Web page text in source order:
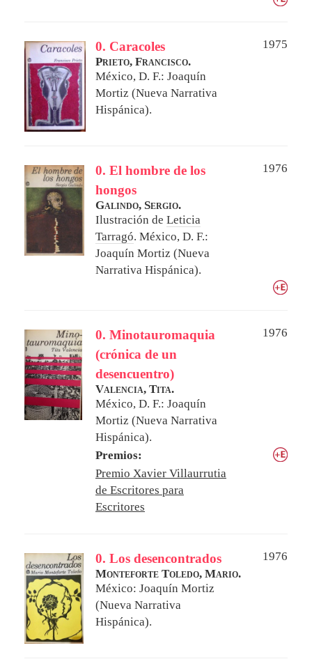
0. Caracoles
1975
Prieto, Francisco.
México, D. F.: Joaquín
Mortiz (Nueva Narrativa
Hispánica).
0. El hombre de los
hongos
1976
Galindo, Sergio.
Ilustración de Leticia
Tarragó. México, D. F.:
Joaquín Mortiz (Nueva
Narrativa Hispánica).
0. Minotauromaquia
(crónica de un
desencuentro)
1976
Valencia, Tita.
México, D. F.: Joaquín
Mortiz (Nueva Narrativa
Hispánica).
Premios:
Premio Xavier Villaurrutia
de Escritores para
Escritores
0. Los desencontrados
1976
Monteforte Toledo, Mario.
México: Joaquín Mortiz
(Nueva Narrativa
Hispánica).